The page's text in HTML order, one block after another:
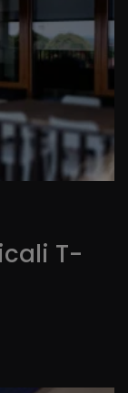
T-